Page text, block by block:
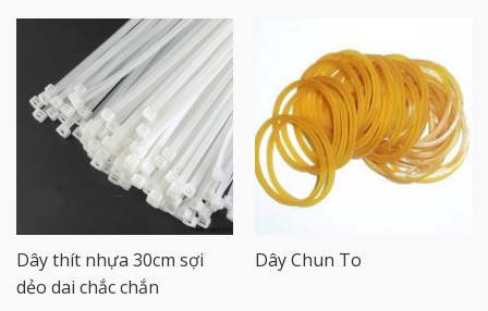
Dây thít nhựa 30cm sợi
dẻo dai chắc chắn
Dây Chun To